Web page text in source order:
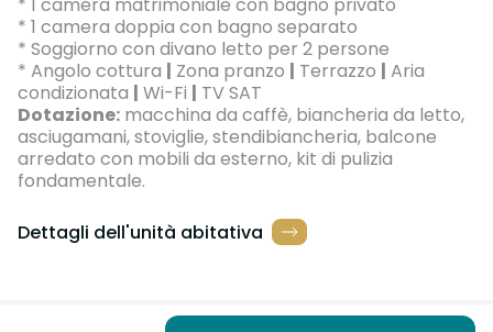
* 1 camera doppia con bagno separato
* Soggiorno con divano letto per 2 persone
* Angolo cottura | Zona pranzo | Terrazzo | Aria
condizionata | Wi-Fi | TV SAT
Dotazione: macchina da caffè, biancheria da letto,
asciugamani, stoviglie, stendibiancheria, balcone
arredato con mobili da esterno, kit di pulizia
fondamentale.
Dettagli dell'unità abitativa